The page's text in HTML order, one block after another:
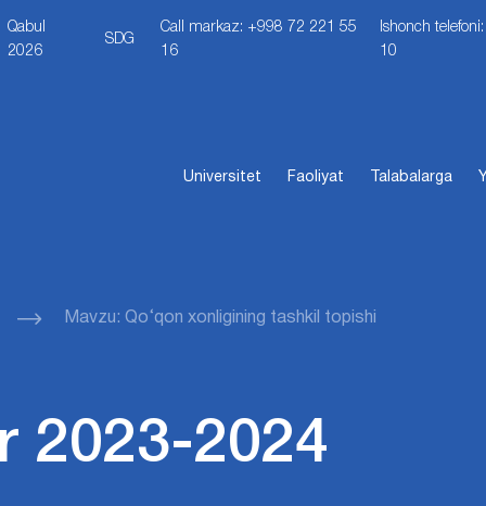
Qabul
2026
SDG
Call markaz: +998 72 221 55
16
Ishonch
10
Universitet Faoliyat Talabalarga
Mavzu: Qo‘qon xonligining tashkil topishi
2023-2024